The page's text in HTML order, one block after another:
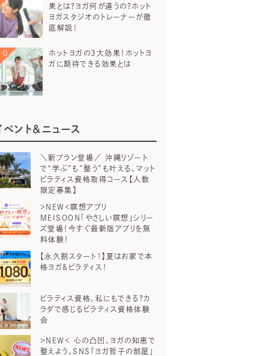
果とは？ヨガ何が違うの？ホット
ヨガスタジオのトレーナーが徹
底解説！
ホットヨガの3大効果！ホットヨ
ガに期待できる効果とは
ベント＆ニュース
＼新プラン登場／ 沖縄リゾート
で“学ぶ”も”整う”も叶える、マット
ピラティス資格取得コース【人数
限定募集】
＞NEW＜瞑想アプリ
MEISOON「やさしい瞑想」シリー
ズ登場！今すぐ最新版アプリを無
料体験！
【永久割スタート！】夏はお家で本
格ヨガ＆ピラティス！
ピラティス資格、私にもできる？カ
ラダで感じるピラティス資格体験
会
＞NEW＜ 心の凸凹、ヨガの知恵で
整えよう。SNS「ヨガ哲子の部屋」